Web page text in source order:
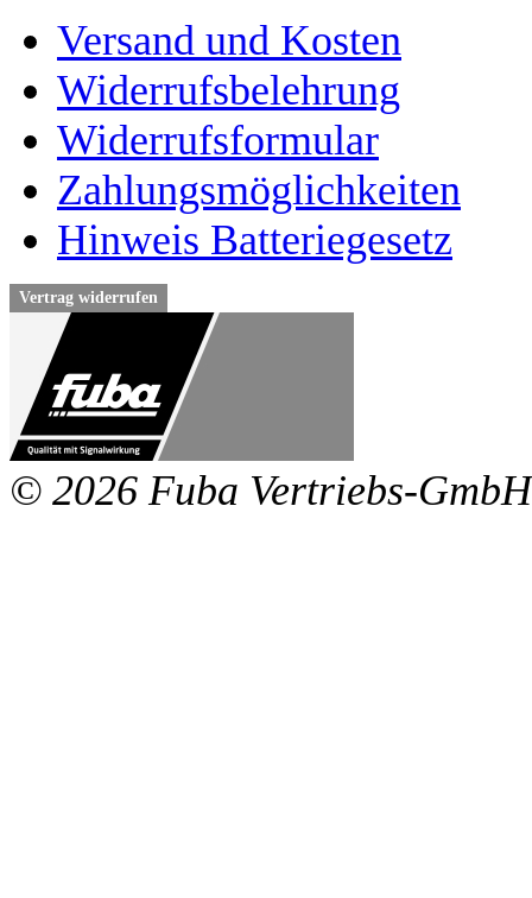
Versand und Kosten
Widerrufsbelehrung
Widerrufsformular
Zahlungsmöglichkeiten
Hinweis Batteriegesetz
Vertrag widerrufen
© 2026 Fuba Vertriebs-GmbH